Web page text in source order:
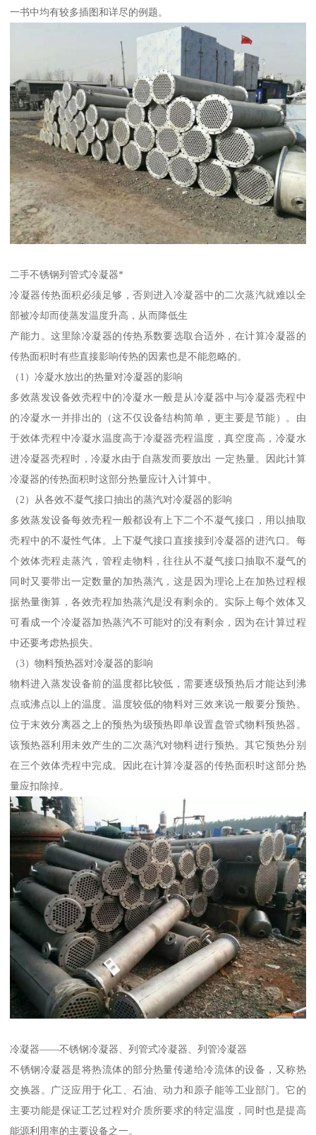
一书中均有较多插图和详尽的例题。
二手不锈钢列管式冷凝器*
冷凝器传热面积必须足够，否则进入冷凝器中的二次蒸汽就难以全
部被冷却而使蒸发温度升高，从而降低生
产能力。这里除冷凝器的传热系数要选取合适外，在计算冷凝器的
传热面积时有些直接影响传热的因素也是不能忽略的。
（1）冷凝水放出的热量对冷凝器的影响
多效蒸发设备效壳程中的冷凝水一般是从冷凝器中与冷凝器壳程中
的冷凝水一并排出的（这不仅设备结构简单，更主要是节能）。由
于效体壳程中冷凝水温度高于冷凝器壳程温度，真空度高，冷凝水
进冷凝器壳程时，冷凝水由于自蒸发而要放出 一定热量。因此计算
冷凝器的传热面积时这部分热量应计入计算中。
（2）从各效不凝气接口抽出的蒸汽对冷凝器的影响
多效蒸发设备每效壳程一般都设有上下二个不凝气接口，用以抽取
壳程中的不凝性气体。上下凝气接口直接接到冷凝器的进汽口。每
个效体壳程走蒸汽，管程走物料，往往从不凝气接口抽取不凝气的
同时又要带出一定数量的加热蒸汽，这是因为理论上在加热过程根
据热量衡算，各效壳程加热蒸汽是没有剩余的。实际上每个效体又
可看成一个冷凝器加热蒸汽不可能对的没有剩余，因为在计算过程
中还要考虑热损失。
（3）物料预热器对冷凝器的影响
物料进入蒸发设备前的温度都比较低，需要逐级预热后才能达到沸
点或沸点以上的温度。温度较低的物料对三效来说一般要分预热。
位于末效分离器之上的预热为级预热即单设置盘管式物料预热器。
该预热器利用未效产生的二次蒸汽对物料进行预热。其它预热分别
在三个效体壳程中完成。因此在计算冷凝器的传热面积时这部分热
量应扣除掉。
冷凝器——不锈钢冷凝器、列管式冷凝器、列管冷凝器
不锈钢冷凝器是将热流体的部分热量传递给冷流体的设备，又称热
交换器。广泛应用于化工、石油、动力和原子能等工业部门。它的
主要功能是保证工艺过程对介质所要求的特定温度，同时也是提高
能源利用率的主要设备之一。